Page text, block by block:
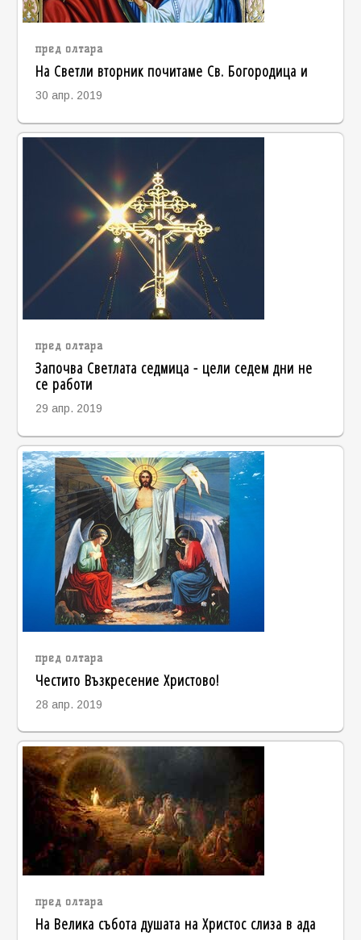
пред олтара
На Светли вторник почитаме Св. Богородица и
30 апр. 2019
пред олтара
Започва Светлата седмица - цели седем дни не
се работи
29 апр. 2019
пред олтара
Честито Възкресение Христово!
28 апр. 2019
пред олтара
На Велика събота душата на Христос слиза в ада